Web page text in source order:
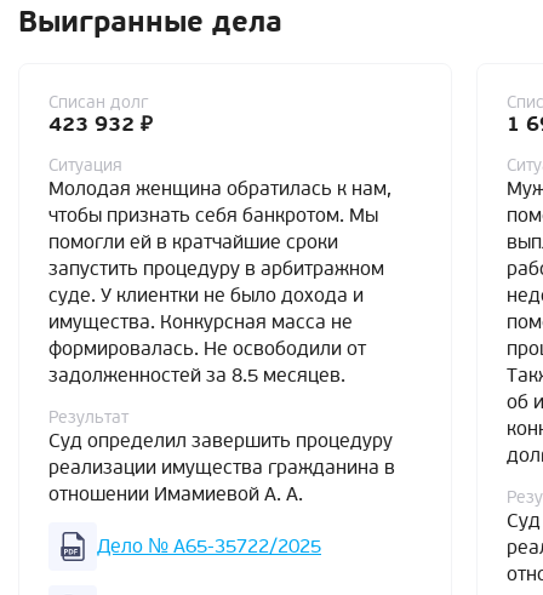
Выигранные дела
Списан долг
423 932 ₽
Ситуация
Молодая женщина обратилась к нам,
чтобы признать себя банкротом. Мы
помогли ей в кратчайшие сроки
запустить процедуру в арбитражном
суде. У клиентки не было дохода и
имущества. Конкурсная масса не
формировалась. Не освободили от
задолженностей за 8.5 месяцев.
Результат
Суд определил завершить процедуру
реализации имущества гражданина в
отношении Имамиевой А. А.
Дело № А65-35722/2025
1
об